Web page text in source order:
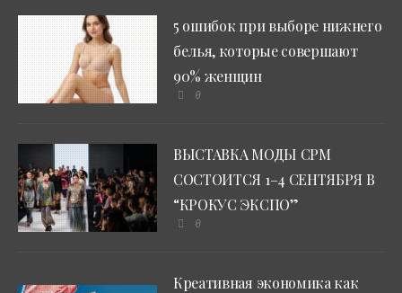
5 ошибок при выборе нижнего
белья, которые совершают
90% женщин
0
ВЫСТАВКА МОДЫ CPM
СОСТОИТСЯ 1–4 СЕНТЯБРЯ В
“КРОКУС ЭКСПО”
0
Креативная экономика как